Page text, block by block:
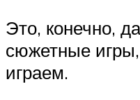
Это, конечно,
сюжетные
играем.